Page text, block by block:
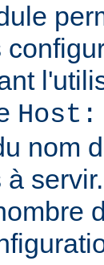
Host:
nom
à